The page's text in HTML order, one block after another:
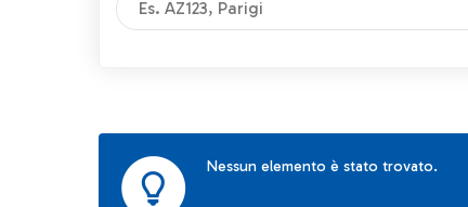
Nessun elemento è stato trovato.